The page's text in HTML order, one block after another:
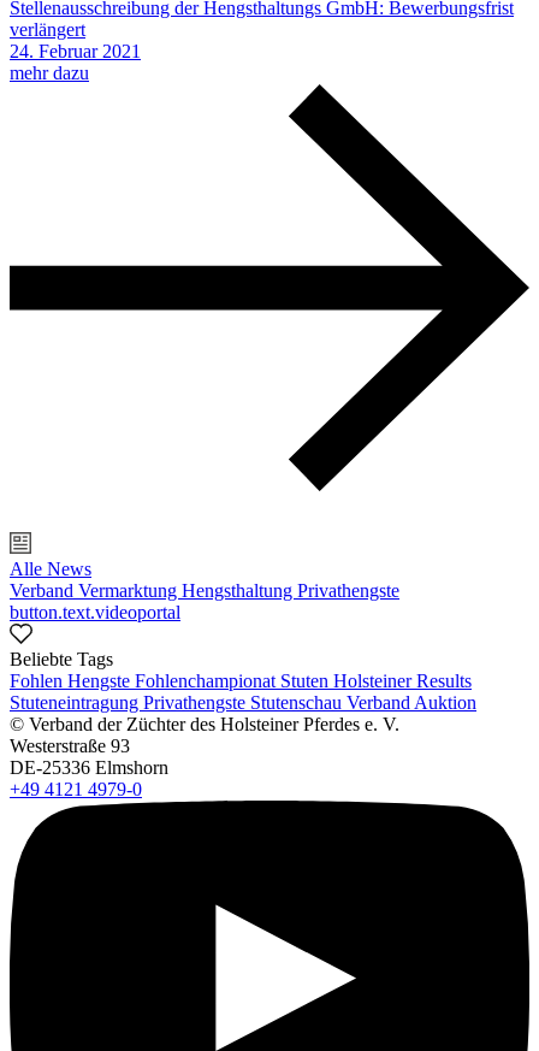
Stellenausschreibung der Hengsthaltungs GmbH: Bewerbungsfrist
verlängert
24. Februar 2021
mehr dazu
Alle News
Verband Vermarktung Hengsthaltung Privathengste
button.text.videoportal
Beliebte Tags
Fohlen Hengste Fohlenchampionat Stuten Holsteiner Results
Stuteneintragung Privathengste Stutenschau Verband Auktion
© Verband der Züchter des Holsteiner Pferdes e. V.
Westerstraße 93
DE-25336 Elmshorn
+49 4121 4979-0